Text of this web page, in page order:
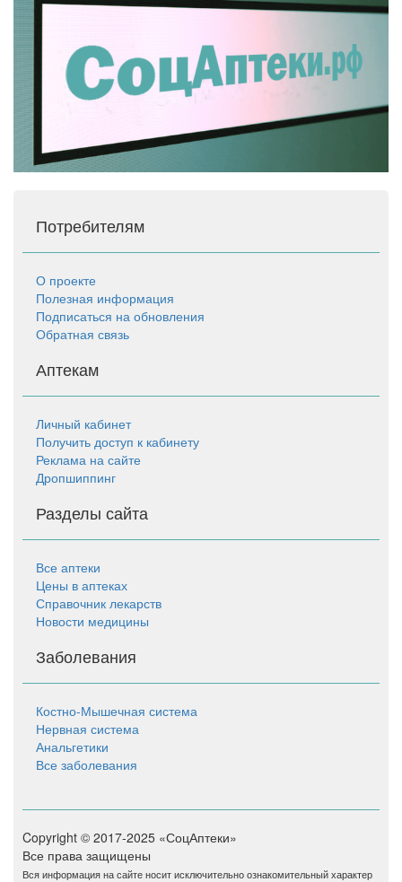
Потребителям
О проекте
Полезная информация
Подписаться на обновления
Обратная связь
Аптекам
Личный кабинет
Получить доступ к кабинету
Реклама на сайте
Дропшиппинг
Разделы сайта
Все аптеки
Цены в аптеках
Справочник лекарств
Новости медицины
Заболевания
Костно-Мышечная система
Нервная система
Анальгетики
Все заболевания
Copyright © 2017-2025 «СоцАптеки»
Все права защищены
Вся информация на сайте носит исключительно ознакомительный характер